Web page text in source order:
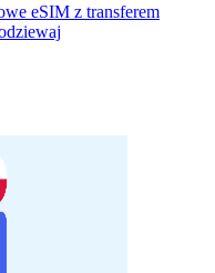
eSIM z transferem